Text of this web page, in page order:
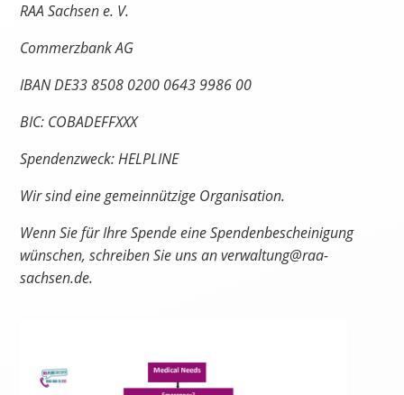
RAA Sachsen e. V.
Commerzbank AG
IBAN DE33 8508 0200 0643 9986 00
BIC: COBADEFFXXX
Spendenzweck: HELPLINE
Wir sind eine gemeinnützige Organisation.
Wenn Sie für Ihre Spende eine Spendenbescheinigung
wünschen, schreiben Sie uns an verwaltung@raa-
sachsen.de.